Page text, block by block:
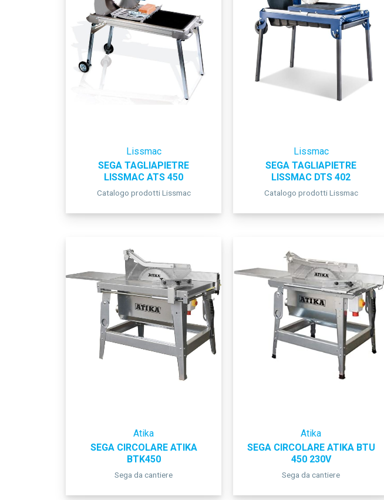
Lissmac
SEGA TAGLIAPIETRE
LISSMAC ATS 450
Catalogo prodotti Lissmac
Lissmac
SEGA TAGLIAPIETRE
LISSMAC DTS 402
Catalogo prodotti Lissmac
Atika
SEGA CIRCOLARE ATIKA
BTK450
Sega da cantiere
Atika
SEGA CIRCOLARE ATIKA BTU
450 230V
Sega da cantiere